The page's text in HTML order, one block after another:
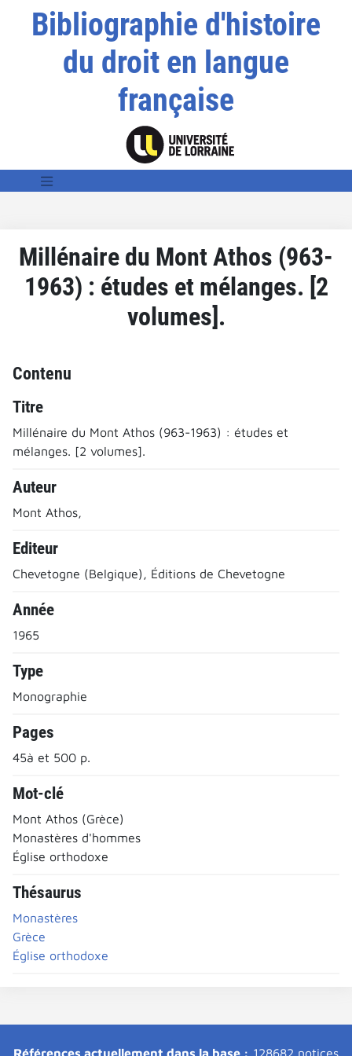
Bibliographie d'histoire
du droit en langue
française
Millénaire du Mont Athos (963-
1963) : études et mélanges. [2
volumes].
Contenu
Titre
Millénaire du Mont Athos (963-1963) : études et
mélanges. [2 volumes].
Auteur
Mont Athos,
Editeur
Chevetogne (Belgique), Éditions de Chevetogne
Année
1965
Type
Monographie
Pages
45à et 500 p.
Mot-clé
Mont Athos (Grèce)
Monastères d'hommes
Église orthodoxe
Thésaurus
Monastères
Grèce
Église orthodoxe
Références actuellement dans la base : 128682 notices